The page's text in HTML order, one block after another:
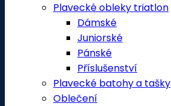
Plavecké obleky triatlon
Dámské
Juniorské
Pánské
Příslušenství
Plavecké batohy a tašky
Oblečení